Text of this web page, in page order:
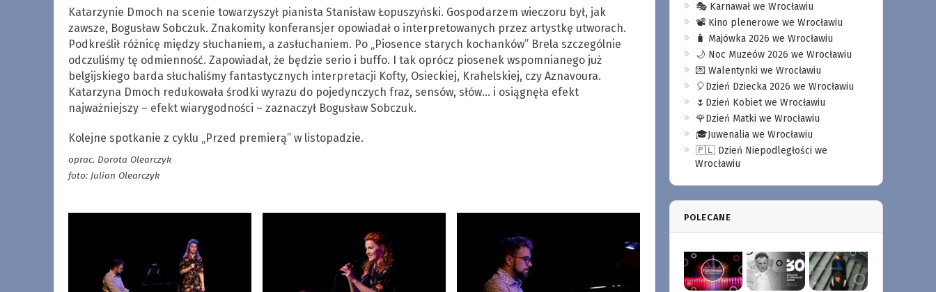
Katarzynie Dmoch na scenie towarzyszył pianista Stanisław Łopuszyński. Gospodarzem wieczoru był, jak
zawsze, Bogusław Sobczuk. Znakomity konferansjer opowiadał o interpretowanych przez artystkę utworach.
Podkreślił różnicę między słuchaniem, a zasłuchaniem. Po „Piosence starych kochanków” Brela szczególnie
odczuliśmy tę odmienność. Zapowiadał, że będzie serio i buffo. I tak oprócz piosenek wspomnianego już
belgijskiego barda słuchaliśmy fantastycznych interpretacji Kofty, Osieckiej, Krahelskiej, czy Aznavoura.
Katarzyna Dmoch redukowała środki wyrazu do pojedynczych fraz, sensów, słów… i osiągnęła efekt
najważniejszy – efekt wiarygodności – zaznaczył Bogusław Sobczuk.
Kolejne spotkanie z cyklu „Przed premierą” w listopadzie.
oprac. Dorota Olearczyk
foto: Julian Olearczyk
🎭 Karnawał we Wrocławiu
📽️ Kino plenerowe we Wrocławiu
🧳 Majówka 2026 we Wrocławiu
🌙 Noc Muzeów 2026 we Wrocławiu
💌 Walentynki we Wrocławiu
🎈Dzień Dziecka 2026 we Wrocławiu
🌷Dzień Kobiet we Wrocławiu
🌹Dzień Matki we Wrocławiu
🎓Juwenalia we Wrocławiu
🇵🇱 Dzień Niepodległości we
Wrocławiu
POLECANE